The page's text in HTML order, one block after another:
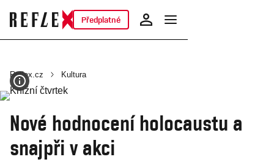
Předplatné
Reflex.cz Kultura
Nové hodnocení holocaustu a
snajpři v akci